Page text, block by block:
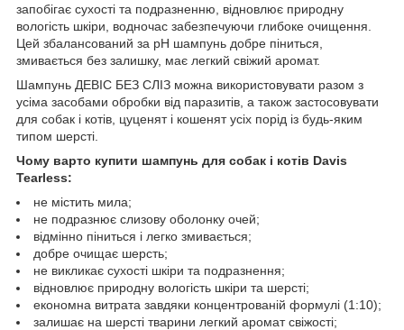
запобігає сухості та подразненню, відновлює природну
вологість шкіри, водночас забезпечуючи глибоке очищення.
Цей збалансований за pH шампунь добре піниться,
змивається без залишку, має легкий свіжий аромат.
Шампунь ДЕВІС БЕЗ СЛІЗ можна використовувати разом з
усіма засобами обробки від паразитів, а також застосовувати
для собак і котів, цуценят і кошенят усіх порід із будь-яким
типом шерсті.
Чому варто купити шампунь для собак і котів Davis
Tearless:
не містить мила;
не подразнює слизову оболонку очей;
відмінно піниться і легко змивається;
добре очищає шерсть;
не викликає сухості шкіри та подразнення;
відновлює природну вологість шкіри та шерсті;
економна витрата завдяки концентрованій формулі (1:10);
залишає на шерсті тварини легкий аромат свіжості;